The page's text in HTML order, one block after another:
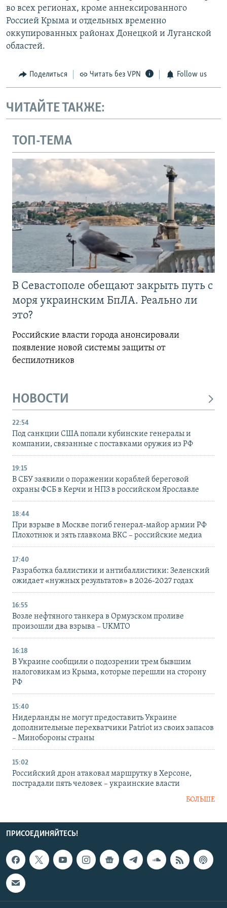
во всех регионах, кроме аннексированного
Россией Крыма и отдельных временно
оккупированных районах Донецкой и Луганской
областей.
Поделиться Читать без VPN Follow us
ЧИТАЙТЕ ТАКЖЕ:
ТОП-ТЕМА
В Севастополе обещают закрыть путь с
моря украинским БпЛА. Реально ли
это?
Российские власти города анонсировали
появление новой системы защиты от
беспилотников
НОВОСТИ
22:54
Под санкции США попали кубинские генералы и
компании, связанные с поставками оружия из РФ
19:15
В СБУ заявили о поражении кораблей береговой
охраны ФСБ в Керчи и НПЗ в российском Ярославле
18:44
При взрыве в Москве погиб генерал-майор армии РФ
Плохотнюк и зять главкома ВКС – российские медиа
17:40
Разработка баллистики и антибаллистики: Зеленский
ожидает «нужных результатов» в 2026-2027 годах
16:55
Возле нефтяного танкера в Ормузском проливе
произошли два взрыва – UKMTO
16:18
В Украине сообщили о подозрении трем бывшим
налоговикам из Крыма, которые перешли на сторону
РФ
15:40
Нидерланды не могут предоставить Украине
дополнительные перехватчики Patriot из своих запасов
– Минобороны страны
15:02
Российский дрон атаковал маршрутку в Херсоне,
пострадали пять человек – украинские власти
БОЛЬШЕ
ПРИСОЕДИНЯЙТЕСЬ!